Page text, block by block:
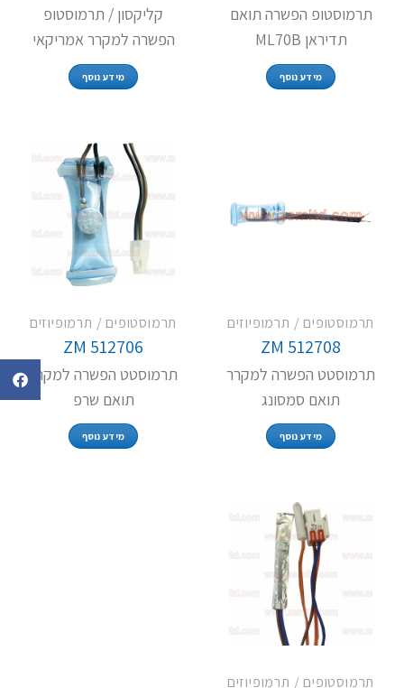
תרמוסטופ הפשרה תואם
תדיראן ML70B
מידע נוסף
קליקסון / תרמוסטופ
הפשרה למקרר אמריקאי
מידע נוסף
תרמוסטופים / תרמופיוזים
ZM 512708
תרמוסטט הפשרה למקרר
תואם סמסונג
מידע נוסף
תרמוסטופים / תרמופיוזים
ZM 512706
תרמוסטט הפשרה למקרר
תואם שרפ
מידע נוסף
תרמוסטופים / תרמופיוזים